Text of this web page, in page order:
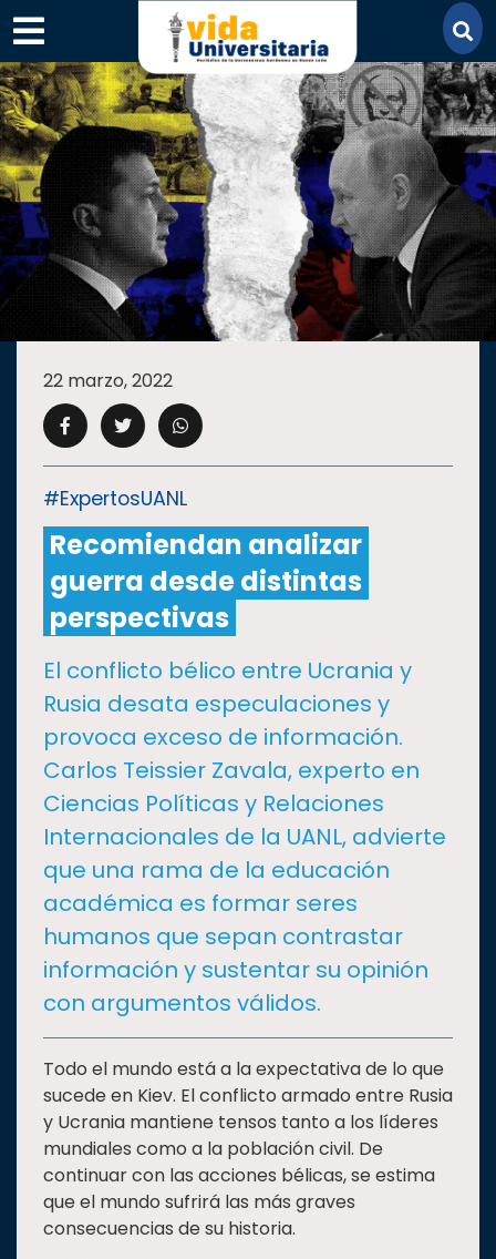
×
SECCIONES
ACADEMIA
CAMPUS UANL
CULTURA
DEPORTES
I+D+I EXPERTOS
SALUD
SUSTENTABILIDAD
TEMAS
Oferta
educativa
Estudiantes
Rectoría
Investigación
Internacionalización
Responsabilidad
social
Vinculación
22 marzo, 2022
#ExpertosUANL
Recomiendan analizar
guerra desde distintas
perspectivas
El conflicto bélico entre Ucrania y
Rusia desata especulaciones y
provoca exceso de información.
Carlos Teissier Zavala, experto en
Ciencias Políticas y Relaciones
Internacionales de la UANL, advierte
que una rama de la educación
académica es formar seres
humanos que sepan contrastar
información y sustentar su opinión
con argumentos válidos.
Todo el mundo está a la expectativa de lo que
sucede en Kiev. El conflicto armado entre Rusia
y Ucrania mantiene tensos tanto a los líderes
mundiales como a la población civil. De
continuar con las acciones bélicas, se estima
que el mundo sufrirá las más graves
consecuencias de su historia.